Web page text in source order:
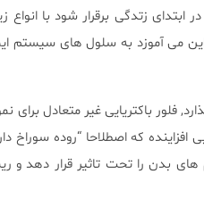
زتدگی برقرار شود با انواع
این می آموزد به سلول های سیستم
فلور باکتریایی غیر متعادل برای
که اصطلاحا “روده سوراخ
بدن را تحت تاثیر قرار دهد و